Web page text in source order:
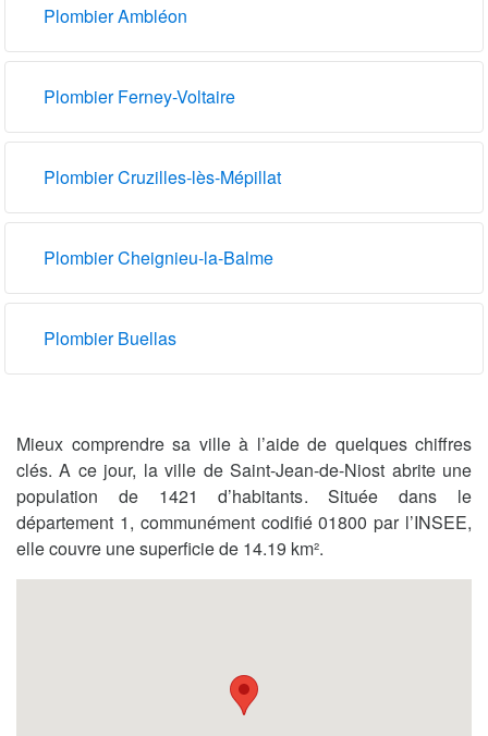
Plombier Ambléon
Plombier Ferney-Voltaire
Plombier Cruzilles-lès-Mépillat
Plombier Cheignieu-la-Balme
Plombier Buellas
Mieux comprendre sa ville à l’aide de quelques chiffres
clés. A ce jour, la ville de Saint-Jean-de-Niost abrite une
population de 1421 d’habitants. Située dans le
département 1, communément codifié 01800 par l’INSEE,
elle couvre une superficie de 14.19 km².